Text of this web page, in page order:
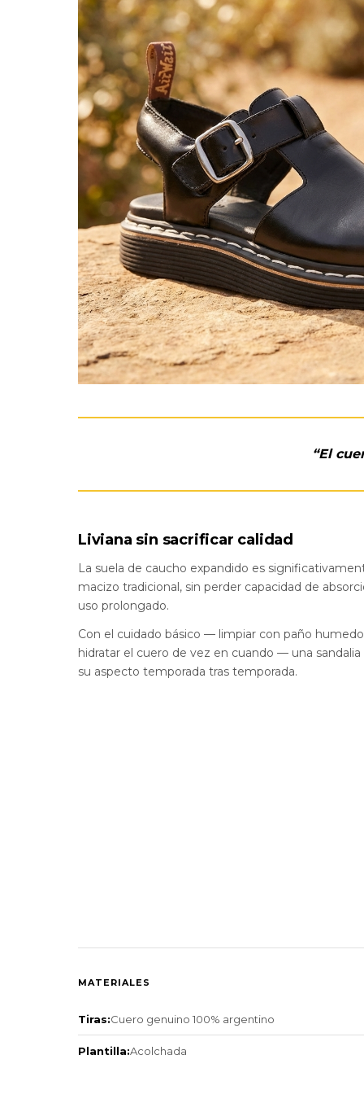
“El
Liviana sin sacrificar calidad
La suela de caucho expandido es
macizo tradicional, sin perder capacidad de
uso prolongado.
Con el cuidado básico — limpiar con paño
hidratar el cuero de vez en cuando — una
su aspecto temporada tras temporada.
MATERIALES
Tiras:Cuero genuino 100% argentino
Plantilla:Acolchada